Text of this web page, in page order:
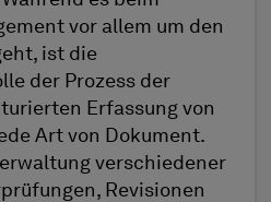
vor allem um den
ist die
der Prozess der
Erfassung von
Art von Dokument.
verschiedener
Revisionen